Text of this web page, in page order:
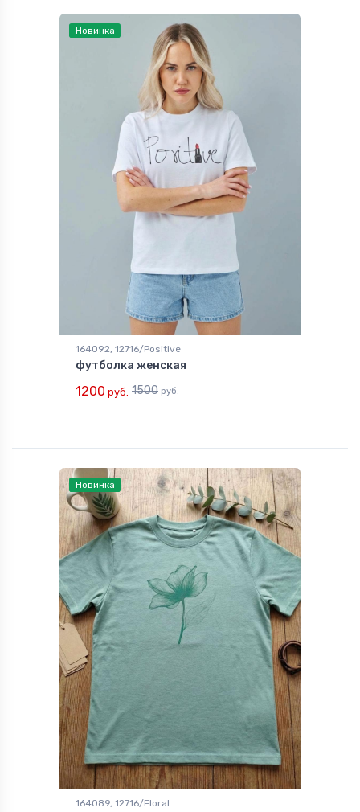
Новинка
164092, 12716/Positive
футболка женская
1200 руб. 1500руб.
Новинка
164089, 12716/Floral